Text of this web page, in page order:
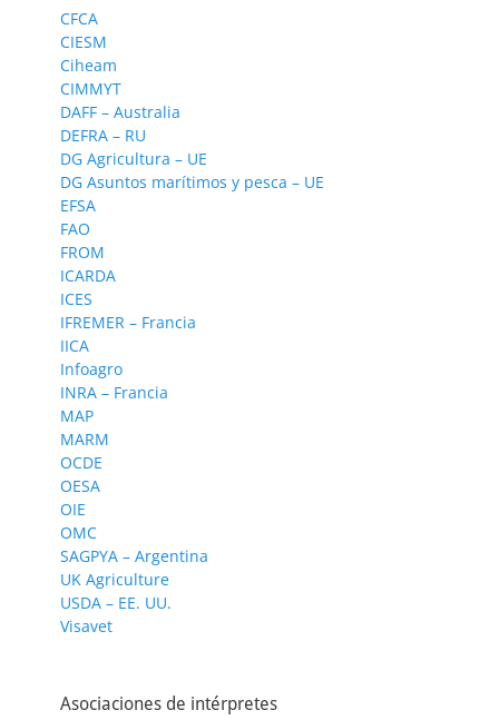
CFCA
CIESM
Ciheam
CIMMYT
DAFF – Australia
DEFRA – RU
DG Agricultura – UE
DG Asuntos marítimos y pesca – UE
EFSA
FAO
FROM
ICARDA
ICES
IFREMER – Francia
IICA
Infoagro
INRA – Francia
MAP
MARM
OCDE
OESA
OIE
OMC
SAGPYA – Argentina
UK Agriculture
USDA – EE. UU.
Visavet
Asociaciones de intérpretes